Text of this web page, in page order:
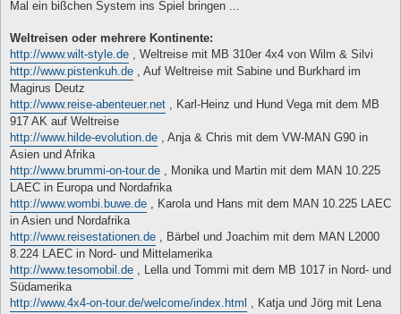
i
a
Mal ein bißchen System ins Spiel bringen ...
Weltreisen oder mehrere Kontinente:
http://www.wilt-style.de , Weltreise mit MB 310er 4x4 von Wilm & Silvi
http://www.pistenkuh.de , Auf Weltreise mit Sabine und Burkhard im
Magirus Deutz
http://www.reise-abenteuer.net , Karl-Heinz und Hund Vega mit dem MB
917 AK auf Weltreise
http://www.hilde-evolution.de , Anja & Chris mit dem VW-MAN G90 in
Asien und Afrika
http://www.brummi-on-tour.de , Monika und Martin mit dem MAN 10.225
LAEC in Europa und Nordafrika
http://www.wombi.buwe.de , Karola und Hans mit dem MAN 10.225 LAEC
in Asien und Nordafrika
http://www.reisestationen.de , Bärbel und Joachim mit dem MAN L2000
8.224 LAEC in Nord- und Mittelamerika
http://www.tesomobil.de , Lella und Tommi mit dem MB 1017 in Nord- und
Südamerika
http://www.4x4-on-tour.de/welcome/index.html
, Katja und Jörg mit Lena